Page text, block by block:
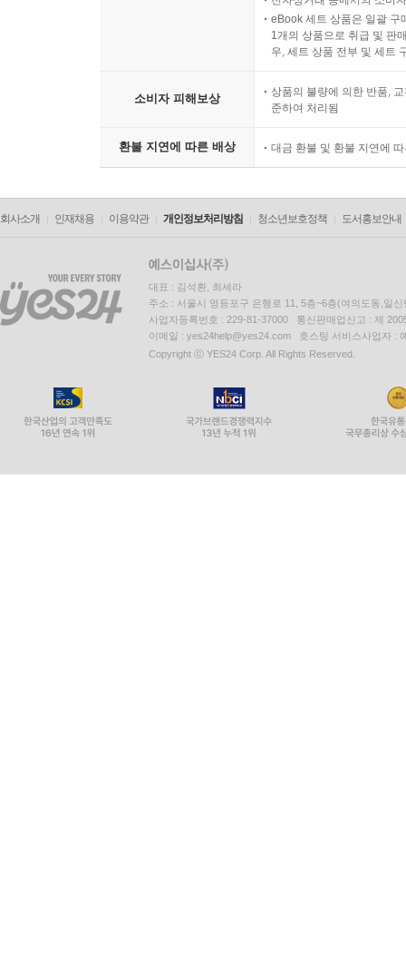
eBook 세트 상품은 일괄 구
1개의 상품으로 취급 및 판
우, 세트 상품 전부 및 세트
소비자 피해보상
상품의 불량에 의한 반품,
준하여 처리됨
환불 지연에 따른 배상 대금 환불 및 환불 지연에
회사소개 인재채용 이용약관 개인정보처리방침 청소년보호정책 도서홍보안내
대표 : 김석환, 최세라
주소 : 서울시 영등포구 은행로 11, 5층~6층(여의도동,일신
사업자등록번호 : 229-81-37000 통신판매업신고 : 제
이메일 : yes24help@yes24.com 호스팅 서비스사업자 :
Copyright ⓒ YES24 Corp. All Rights Reserved.